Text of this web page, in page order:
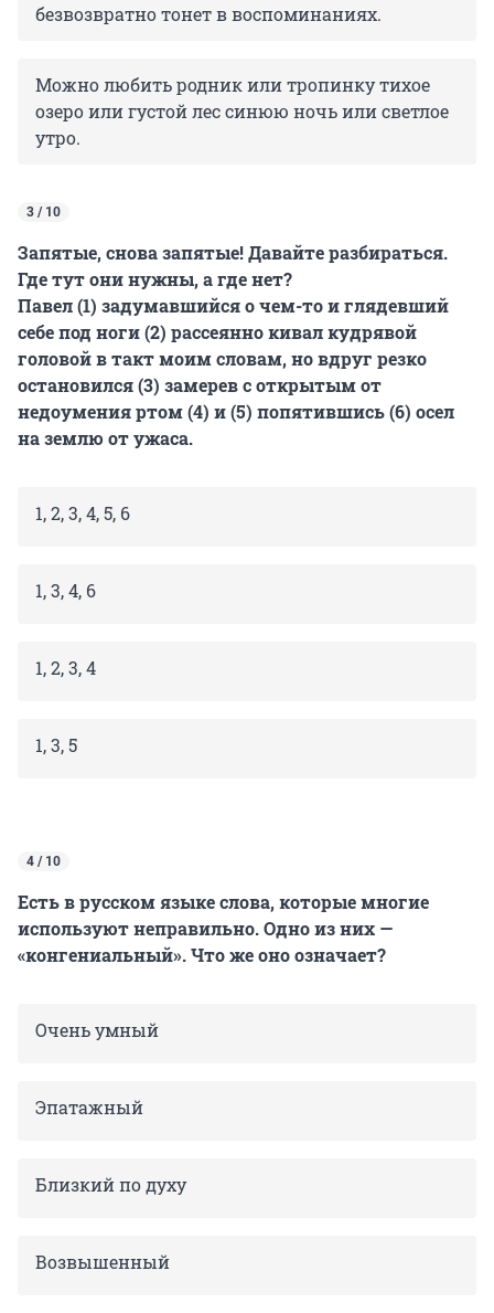
безвозвратно тонет в воспоминаниях.
Можно любить родник или тропинку тихое
озеро или густой лес синюю ночь или светлое
утро.
3 / 10
Запятые, снова запятые! Давайте разбираться.
Где тут они нужны, а где нет?
Павел (1) задумавшийся о чем-то и глядевший
себе под ноги (2) рассеянно кивал кудрявой
головой в такт моим словам, но вдруг резко
остановился (3) замерев с открытым от
недоумения ртом (4) и (5) попятившись (6) осел
на землю от ужаса.
1, 2, 3, 4, 5, 6
1, 3, 4, 6
1, 2, 3, 4
1, 3, 5
4 / 10
Есть в русском языке слова, которые многие
используют неправильно. Одно из них —
«конгениальный». Что же оно означает?
Очень умный
Эпатажный
Близкий по духу
Возвышенный